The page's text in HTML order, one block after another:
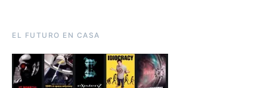
EL FUTURO EN CASA